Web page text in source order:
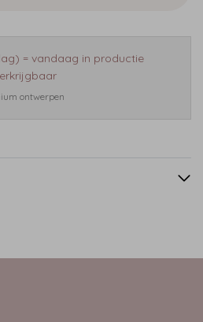
= vandaag in productie
ontwerpen